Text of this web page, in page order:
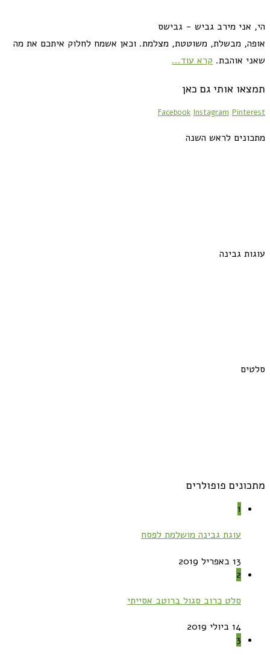
הי, אני מירב גביש - גבישס
אופה, מבשלת, משוטטת, מצלמת. וכאן אשמח לחלוק איתכם את מה
שאני אוהבת. קרא עוד...
תמצאו אותי גם כאן
Facebook Instagram Pinterest
מתכונים לראש השנה
עוגות גבינה
סלטים
מתכונים פופולרים
1
עוגת גבינה מושלמת לפסח
13 באפריל 2019
2
סלט כרוב סגול ברוטב אסייתי
14 ביולי 2019
3